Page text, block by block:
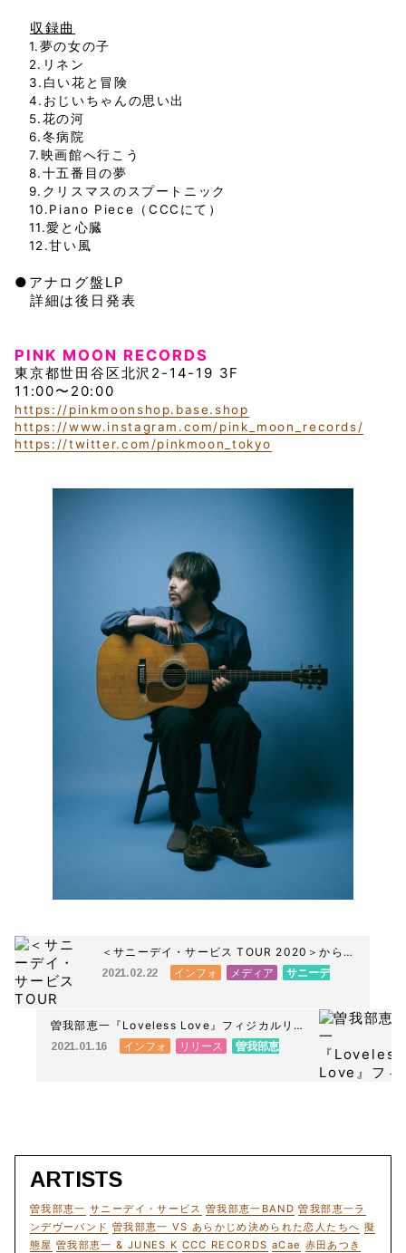
収録曲
1.夢の女の子
2.リネン
3.白い花と冒険
4.おじいちゃんの思い出
5.花の河
6.冬病院
7.映画館へ行こう
8.十五番目の夢
9.クリスマスのスプートニック
10.Piano Piece（CCCにて）
11.愛と心臓
12.甘い風
●アナログ盤LP
詳細は後日発表
PINK MOON RECORDS
東京都世田谷区北沢2-14-19 3F
11:00〜20:00
https://pinkmoonshop.base.shop
https://www.instagram.com/pink_moon_records/
https://twitter.com/pinkmoon_tokyo
＜サニーデイ・サービス TOUR 2020＞から４
会場のライブ映像を公開！更にスペースシャワ
2021.02.22 インフォ メディア
サニーデ
曽我部恵一『Loveless Love』フィジカルリ
リース決定！完全限定のアナログ盤2枚組、
2021.01.16 インフォ リリース
曽我部恵
ARTISTS
曽我部恵一 サニーデイ・サービス 曽我部恵一BAND 曽我部恵一ラ
ンデヴーバンド 曽我部恵一 VS あらかじめ決められた恋人たちへ 擬
態屋 曽我部恵一 & JUNES K CCC RECORDS aCae 赤田あつき